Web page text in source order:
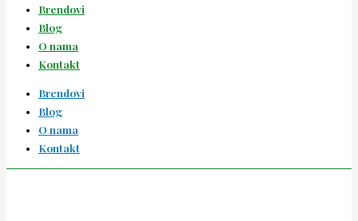
Brendovi
Blog
O nama
Kontakt
Brendovi
Blog
O nama
Kontakt